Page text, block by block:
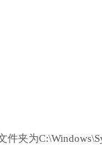
夹为